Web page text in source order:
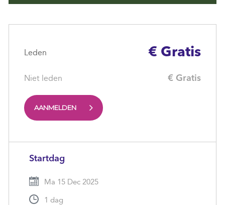
Leden € Gratis
Niet leden € Gratis
AANMELDEN
Startdag
Ma 15 Dec 2025
1 dag